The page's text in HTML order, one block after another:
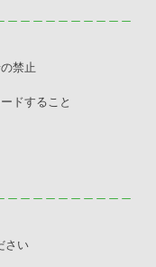
禁止
ドすること
さい